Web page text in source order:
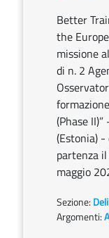
Better
the
missione
di n. 2
(Phase
(Estonia)
partenza
maggio
Sezione:
Argomenti: